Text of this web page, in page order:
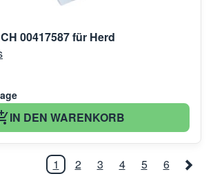
00417587 für Herd
IN DEN WARENKORB
1 2 3 4 5 6